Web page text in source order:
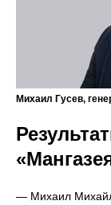
Михаил Гусев,
— Михаил